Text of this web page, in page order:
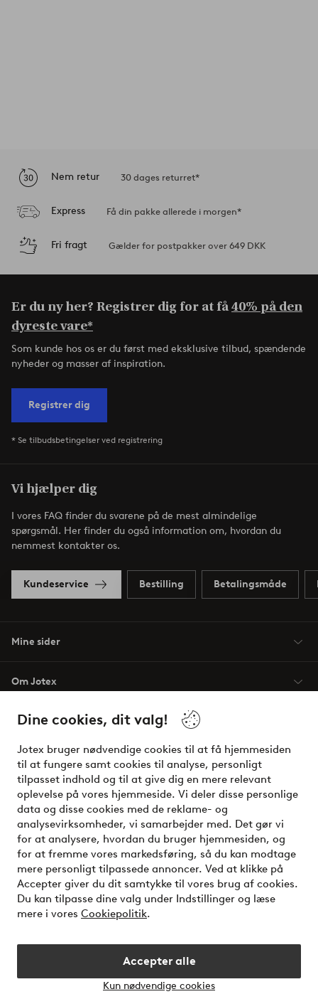
Dine cookies, dit valg!
Jotex bruger nødvendige cookies til at få hjemmesiden
til at fungere samt cookies til analyse, personligt
tilpasset indhold og til at give dig en mere relevant
oplevelse på vores hjemmeside. Vi deler disse personlige
data og disse cookies med de reklame- og
analysevirksomheder, vi samarbejder med. Det gør vi
for at analysere, hvordan du bruger hjemmesiden, og
for at fremme vores markedsføring, så du kan modtage
mere personligt tilpassede annoncer. Ved at klikke på
Accepter giver du dit samtykke til vores brug af cookies.
Du kan tilpasse dine valg under Indstillinger og læse
mere i vores Cookiepolitik.
Accepter alle
Kun nødvendige cookies
Nem retur 30 dages returret*
Express Få din pakke allerede i morgen*
Fri fragt Gælder for postpakker over 649 DKK
Er du ny her? Registrer dig for at få40% på den
dyreste vare*
Som kunde hos os er du først med eksklusive tilbud, spændende
nyheder og masser af inspiration.
Registrer dig
* Se tilbudsbetingelser ved registrering
Vi hjælper dig
I vores FAQ finder du svarene på de mest almindelige
spørgsmål. Her finder du også information om, hvordan du
nemmest kontakter os.
Kundeservice Bestilling Betalingsmåde
Mine sider
Om Jotex
Vilkår
Venner
Sikre betalinger - betal nu eller del op
Vil du vide mere om vores betalingsmuligheder?
elpy